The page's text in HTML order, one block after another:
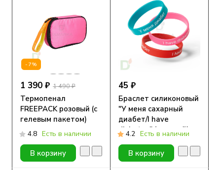
-7%
1 390 ₽ 1 490 ₽
Термопенал
FREEPACK розовый (с
гелевым пакетом)
4.8 Есть в наличии
В корзину
45 ₽
Браслет силиконовый
"У меня сахарный
диабет/I have
diabetes" (детский)
4.2 Есть в наличии
В корзину